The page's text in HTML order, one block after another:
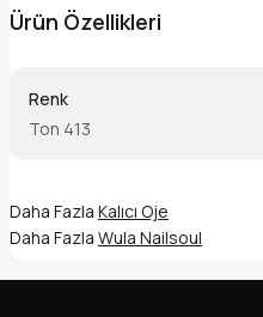
Ürün Özellikleri
Renk
Ton 413
Daha Fazla Kalıcı Oje
Daha Fazla Wula Nailsoul